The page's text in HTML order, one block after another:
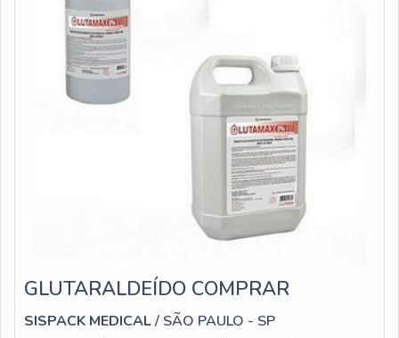
GLUTARALDEÍDO COMPRAR
SISPACK MEDICAL/ SÃO PAULO - SP